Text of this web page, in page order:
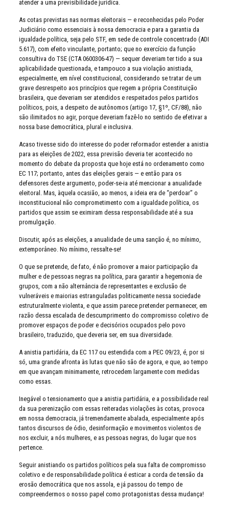
atender a uma previsibilidade jurídica.
As cotas previstas nas normas eleitorais — e reconhecidas pelo Poder
Judiciário como essenciais à nossa democracia e para a garantia da
igualdade política, seja pelo STF, em sede de controle concentrado (ADI
5.617), com efeito vinculante, portanto; que no exercício da função
consultiva do TSE (CTA 0600306-47) — sequer deveriam ter tido a sua
aplicabilidade questionada, e tampouco a sua violação anistiada,
especialmente, em nível constitucional, considerando se tratar de um
grave desrespeito aos princípios que regem a própria Constituição
brasileira, que deveriam ser atendidos e respeitados pelos partidos
políticos, pois, a despeito de autônomos (artigo 17, §1º, CF/88), não
são ilimitados no agir, porque deveriam fazê-lo no sentido de efetivar a
nossa base democrática, plural e inclusiva.
Acaso tivesse sido do interesse do poder reformador estender a anistia
para as eleições de 2022, essa previsão deveria ter acontecido no
momento do debate da proposta que hoje está no ordenamento como
EC 117; portanto, antes das eleições gerais — e então para os
defensores deste argumento, poder-se-ia até mencionar a anualidade
eleitoral. Mas, àquela ocasião, ao menos, a ideia era de “perdoar” o
inconstitucional não comprometimento com a igualdade política, os
partidos que assim se eximiram dessa responsabilidade até a sua
promulgação.
Discutir, após as eleições, a anualidade de uma sanção é, no mínimo,
extemporâneo. No mínimo, ressalte-se!
O que se pretende, de fato, é não promover a maior participação da
mulher e de pessoas negras na política, para garantir a hegemonia de
grupos, com a não alternância de representantes e exclusão de
vulneráveis e maiorias estranguladas politicamente nessa sociedade
estruturalmente violenta, e que assim parece pretender permanecer, em
razão dessa escalada de descumprimento do compromisso coletivo de
promover espaços de poder e decisórios ocupados pelo povo
brasileiro, traduzido, que deveria ser, em sua diversidade.
A anistia partidária, da EC 117 ou estendida com a PEC 09/23, é, por si
só, uma grande afronta às lutas que não são de agora, e que, ao tempo
em que avançam minimamente, retrocedem largamente com medidas
como essas.
Inegável o tensionamento que a anistia partidária, e a possibilidade real
da sua perenização com essas reiteradas violações às cotas, provoca
em nossa democracia, já tremendamente abalada, especialmente após
tantos discursos de ódio, desinformação e movimentos violentos de
nos excluir, a nós mulheres, e as pessoas negras, do lugar que nos
pertence.
Seguir anistiando os partidos políticos pela sua falta de compromisso
coletivo e de responsabilidade política é esticar a corda de tensão da
erosão democrática que nos assola, e já passou do tempo de
compreendermos o nosso papel como protagonistas dessa mudança!